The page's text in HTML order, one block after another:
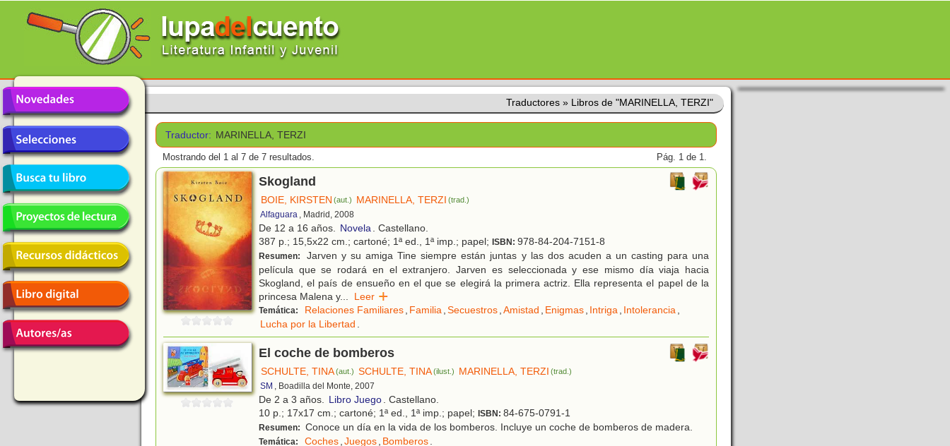
Traductores » Libros de "MARINELLA, TERZI"
Traductor: MARINELLA, TERZI
Mostrando del 1 al 7 de 7 resultados. Pág. 1 de 1.
Skogland
BOIE, KIRSTEN (aut.) MARINELLA, TERZI (trad.)
Alfaguara , Madrid, 2008
De 12 a 16 años. Novela. Castellano.
387 p.; 15,5x22 cm.; cartoné; 1ª ed., 1ª imp.; papel; ISBN: 978-84-204-7151-8
Resumen:
Jarven y su amiga Tine siempre están juntas y las dos acuden a un casting para una
película que se rodará en el extranjero. Jarven es seleccionada y ese mismo día viaja hacia
Skogland, el país de ensueño en el que se elegirá la primera actriz. Ella representa el papel de la
princesa Malena y... Leer
Temática: Relaciones Familiares, Familia,Secuestros,Amistad , Enigmas, Intriga, Intolerancia,
Lucha por la Libertad .
El coche de bomberos
SCHULTE, TINA(aut.) SCHULTE, TINA(ilust.) MARINELLA, TERZI (trad.)
SM , Boadilla del Monte, 2007
De 2 a 3 años. Libro Juego. Castellano.
10 p.; 17x17 cm.; cartoné; 1ª ed., 1ª imp.; papel; ISBN: 84-675-0791-1
Resumen: Conoce un día en la vida de los bomberos. Incluye un coche de bomberos de madera.
Temática: Coches,Juegos, Bomberos.